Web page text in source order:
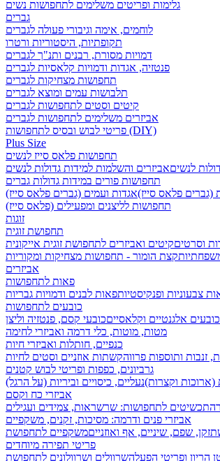
גלימות ופריטים משלימים לתחפושות נשים
גברים
לוחמים, אימה וגיבורי פעולה לגברים
תקופתיות, היסטוריות ורטרו
דמויות מסורת, רבנים ותנ"ך לגברים
פנטזיה, אגדות ודמויות קלאסיות לגברים
תחפושות מצחיקות לגברים
תלבושות עמים ומוצא לגברים
קיטים וסטים לתחפושות לגברים
אביזרים משלימים לתחפושות לגברים
פריטי לבוש ובסיס לתחפושות (DIY)
Plus Size
תחפושות פלאס סייז לנשים
לנשיםאביזרים והשלמות למידות גדולות לנשים
תחפושות פורים במידות גדולות גברים
(גברים פלאס סייז)אגדות ועמים (גברים פלאס סייז)
תחפושות לליצנים ומפעילים (פלאס סייז)
זוגות
תחפושת זוגית
וסרטיםקיטים ואביזרים לתחפושת זוגית אייקונית
קצת הומור - תחפושות מצחיקות ומקוריות
אביזרים
פאות לתחפושות
צבעוניות ופנקיסטיותפאות לבנים ודמויות גבריות
כובעים לתחפושות
כובעים אלגנטיים וקלאסייםכובעי קסם, פנטזיה וליצן
מטות, מוטות, כלי דרמה ואביזרי לחימה
כנפיים, חותלות ואביזרי חיות
זנבות ותוספות פרווהקשתות אוזניים וסטים לחיות
גרביונים, כפפות ופריטי לבוש קטנים
וקצרות)נעליים, כיסויים וביריות (על הרגל)
אביזרי כח וקסם
תכשיטים לתחפושות: שרשראות, צמידים ועגילים
אביזרי פנים ודרמה: מסיכות, זקנים, משקפיים
זקן, שפם, שיניים, אף ואוזנייםמשקפיים לתחפושת
פריטי תפירה מיוחדים
הריון ופריטי הפעלהשרוולים ושרוולונים לתחפושת